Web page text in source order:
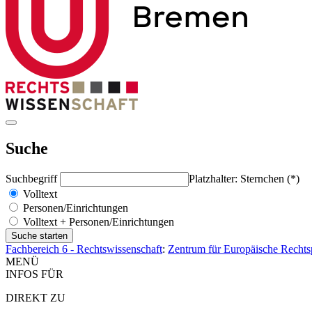
Suche
Suchbegriff
Platzhalter: Sternchen (*)
Volltext
Personen/Einrichtungen
Volltext + Personen/Einrichtungen
Fachbereich 6 - Rechtswissenschaft: Zentrum für Europäische
MENÜ
INFOS FÜR
DIREKT ZU